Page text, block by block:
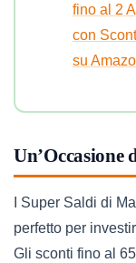
fino al 2
con
su
Un’Occasione
I Super Saldi di
perfetto per
Gli sconti fino al